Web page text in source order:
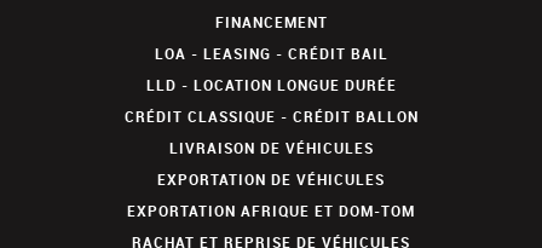
FINANCEMENT
LOA - LEASING - CRÉDIT BAIL
LLD - LOCATION LONGUE DURÉE
CRÉDIT CLASSIQUE - CRÉDIT BALLON
LIVRAISON DE VÉHICULES
EXPORTATION DE VÉHICULES
EXPORTATION AFRIQUE ET DOM-TOM
RACHAT ET REPRISE DE VÉHICULES